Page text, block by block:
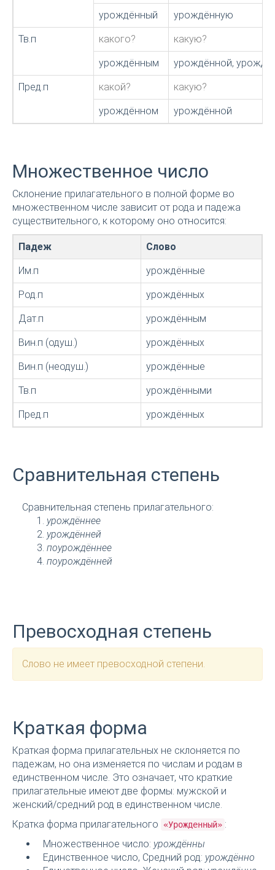
урождённый урождённую
Тв.п какого? какую?
урождённым урождённой,
Пред.п какой? какую?
урождённом урождённой
Множественное число
Склонение прилагательного в полной форме во
множественном числе зависит от рода и падежа
существительного, к которому оно относится:
Падеж Слово
Им.п урождённые
Род.п урождённых
Дат.п урождённым
Вин.п (одуш.) урождённых
Вин.п (неодуш.) урождённые
Тв.п урождёнными
Пред.п урождённых
Сравнительная степень
Сравнительная степень прилагательного:
урождённее
урождённей
поурождённее
поурождённей
Превосходная степень
Слово не имеет превосходной степени.
Краткая форма
Краткая форма прилагательных не склоняется по
падежам, но она изменяется по числам и родам в
единственном числе. Это означает, что краткие
прилагательные имеют две формы: мужской и
женский/средний род в единственном числе.
Кратка форма прилагательного
«Урожденный» :
Множественное число: урождённы
Единственное число, Средний род: урождённо